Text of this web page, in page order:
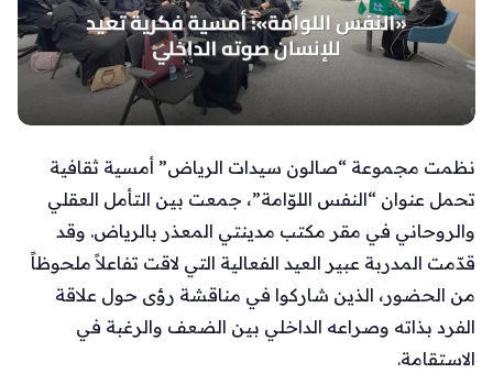
نظمت مجموعة “صالون سيدات الرياض” أمسية ثقافية
تحمل عنوان “النفس اللوّامة”، جمعت بين التأمل العقلي
والروحاني في مقر مكتب مدينتي المعذر بالرياض. وقد
قدّمت المدربة عبير العيد الفعالية التي لاقت تفاعلاً ملحوظاً
من الحضور، الذين شاركوا في مناقشة رؤى حول علاقة
الفرد بذاته وصراعه الداخلي بين الضعف والرغبة في
الاستقامة.